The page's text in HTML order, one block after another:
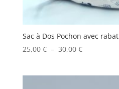
Sac à Dos Pochon avec rabat
25,00 € – 30,00 €Plage